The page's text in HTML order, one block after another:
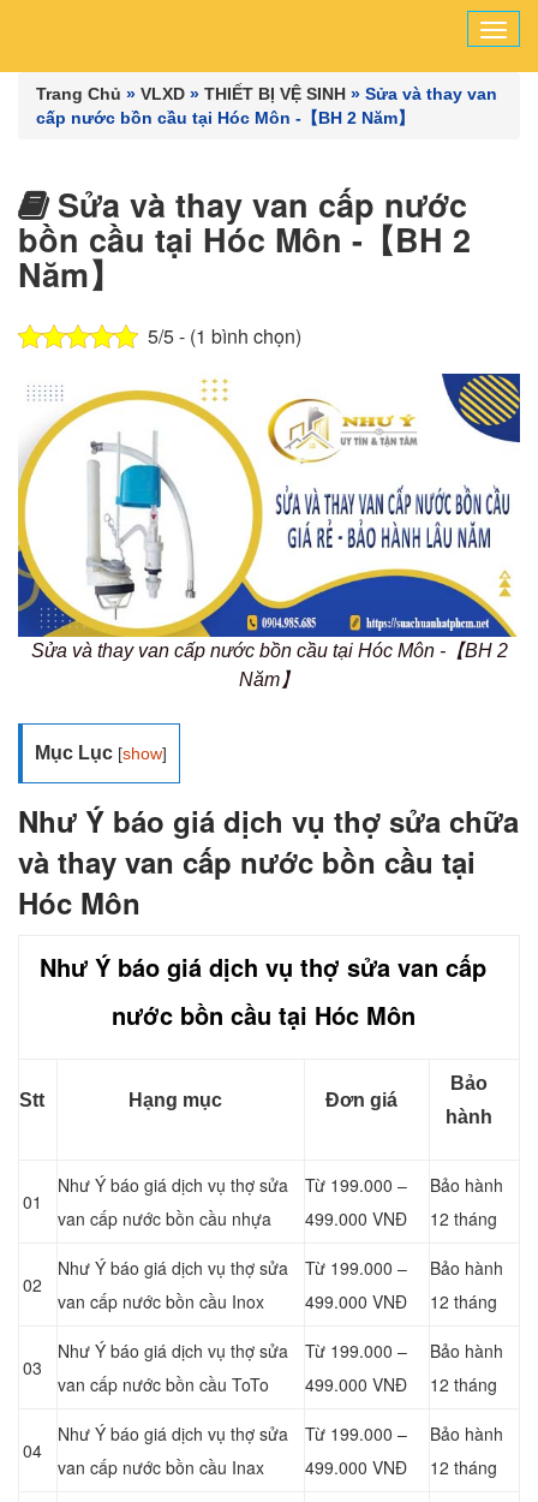
Trang Chủ » VLXD » THIẾT BỊ VỆ SINH » Sửa và thay van
cấp nước bồn cầu tại Hóc Môn -【BH 2 Năm】
Sửa và thay van cấp nước
bồn cầu tại Hóc Môn -【BH 2
Năm】
5/5 - (1 bình chọn)
Sửa và thay van cấp nước bồn cầu tại Hóc Môn -【BH 2
Năm】
Mục Lục [show]
Như Ý báo giá dịch vụ thợ sửa chữa
và thay van cấp nước bồn cầu tại
Hóc Môn
Như Ý báo giá dịch vụ thợ sửa van cấp
nước bồn cầu tại Hóc Môn
Stt Hạng mục Đơn giá
Bảo
hành
01
Như Ý báo giá dịch vụ thợ sửa
van cấp nước bồn cầu nhựa
Từ 199.000 –
499.000 VNĐ
Bảo hành
12 tháng
02
Như Ý báo giá dịch vụ thợ sửa
van cấp nước bồn cầu Inox
Từ 199.000 –
499.000 VNĐ
Bảo hành
12 tháng
03
Như Ý báo giá dịch vụ thợ sửa
van cấp nước bồn cầu ToTo
Từ 199.000 –
499.000 VNĐ
Bảo hành
12 tháng
04
Như Ý báo giá dịch vụ thợ sửa
van cấp nước bồn cầu Inax
Từ 199.000 –
499.000 VNĐ
Bảo hành
12 tháng